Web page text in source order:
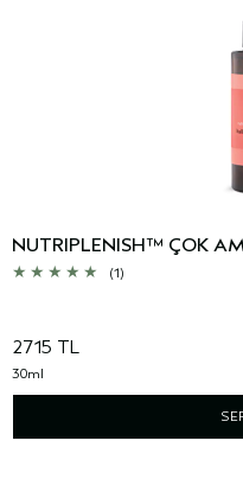
NUTRIPLENISH™ ÇOK
(1)
2715 TL
30ml